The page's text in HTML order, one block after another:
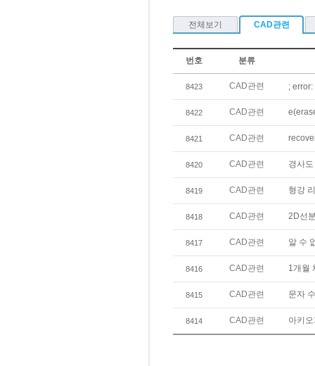
전체보기 CAD관련
번호 분류
8423 CAD관련 ;
8422 CAD관련
8421 CAD관련
8420 CAD관련 경사
8419 CAD관련 형강
8418 CAD관련 2D선
8417 CAD관련 알 수
8416 CAD관련 1개월
8415 CAD관련 문자
8414 CAD관련 아키